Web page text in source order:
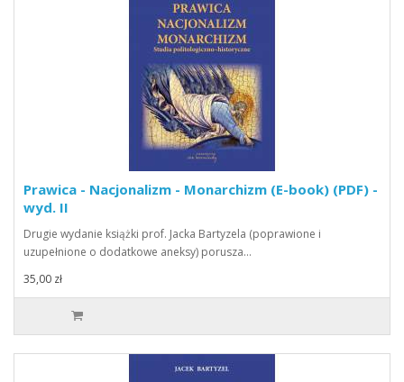
Prawica - Nacjonalizm - Monarchizm (E-book) (PDF) -
wyd. II
Drugie wydanie książki prof. Jacka Bartyzela (poprawione i
uzupełnione o dodatkowe aneksy) porusza…
35,00 zł